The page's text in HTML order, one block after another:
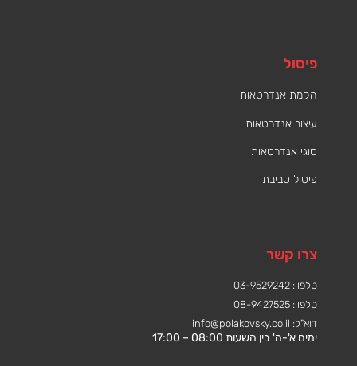
פיסול
הקמת אנדרטאות
עיצוב אנדרטאות
סוגי אנדרטאות
פיסול סביבתי
צרו קשר
טלפון: 03-9529242
טלפון: 08-9427525
דוא"ל: info@polakovsky.co.il
ימים א'-ה' בין השעות 08:00 – 17:00